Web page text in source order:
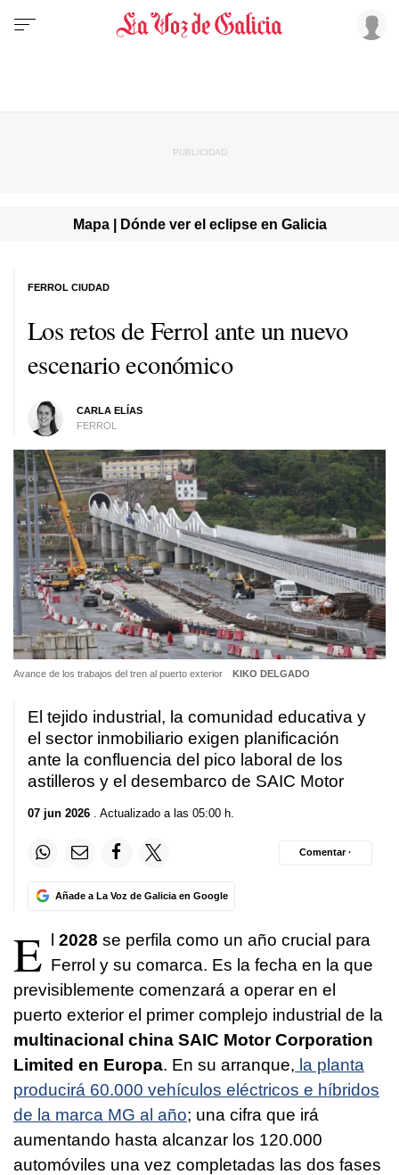
Mapa | Dónde ver el eclipse en Galicia
Los retos de Ferrol ante un nuevo
escenario económico
CARLA ELÍAS
FERROL
FERROL CIUDAD
Avance de los trabajos del tren al puerto exterior KIKO DELGADO
El tejido industrial, la comunidad educativa y
el sector inmobiliario exigen planificación
ante la confluencia del pico laboral de los
astilleros y el desembarco de SAIC Motor
07 jun 2026 . Actualizado a las 05:00 h.
Añade a La Voz de Galicia en Google
Comentar ·
E l 2028 se perfila como un año crucial para
Ferrol y su comarca. Es la fecha en la que
previsiblemente comenzará a operar en el
puerto exterior el primer complejo industrial de la
multinacional china SAIC Motor Corporation
Limited en Europa. En su arranque, la planta
producirá 60.000 vehículos eléctricos e híbridos
de la marca MG al año; una cifra que irá
aumentando hasta alcanzar los 120.000
automóviles una vez completadas las dos fases